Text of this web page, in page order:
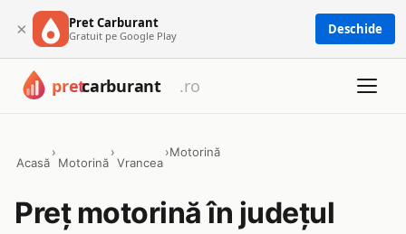
× Pret Carburant
Gratuit pe Google Play Deschide
Acasă
›
Motorină
›
Vrancea
›Motorină
Preț motorină în județul